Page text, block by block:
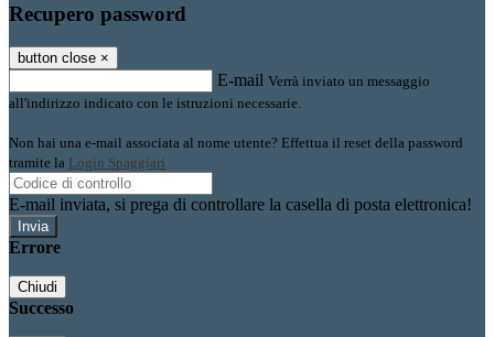
Recupero password
button close ×
E-mail Verrà inviato un messaggio
all'indirizzo indicato con le istruzioni necessarie.
Non hai una e-mail associata al nome utente? Effettua il reset della password
tramite la Login Spaggiari
E-mail inviata, si prega di controllare la casella di posta elettronica!
Errore
Chiudi
Successo